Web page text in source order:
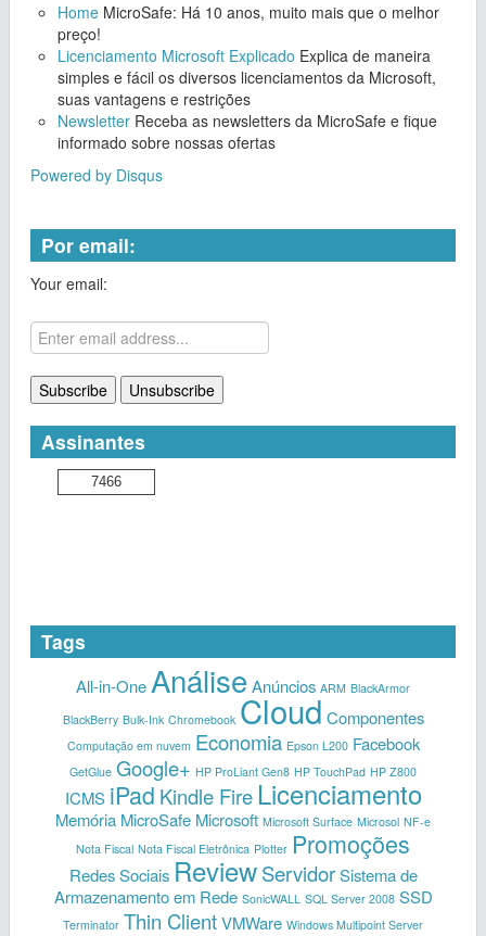
Home MicroSafe: Há 10 anos, muito mais que o melhor
preço!
Licenciamento Microsoft Explicado Explica de maneira
simples e fácil os diversos licenciamentos da Microsoft,
suas vantagens e restrições
Newsletter Receba as newsletters da MicroSafe e fique
informado sobre nossas ofertas
Powered by Disqus
Por email:
Your email:
Assinantes
7466
Tags
All-in-OneAnálise Anúncios ARM BlackArmor
BlackBerry Bulk-Ink Chromebook Cloud Componentes
Computação em nuvem Economia Epson L200 Facebook
GetGlue Google+ HP ProLiant Gen8 HP TouchPad HP Z800
ICMS iPad Kindle Fire Licenciamento
Memória MicroSafe Microsoft Microsoft Surface Microsol NF-e
Nota Fiscal Nota Fiscal Eletrônica Plotter Promoções
Redes Sociais Review Servidor Sistema de
Armazenamento em Rede SonicWALL SQL Server 2008 SSD
Terminator Thin ClientVMWare Windows Multipoint Server